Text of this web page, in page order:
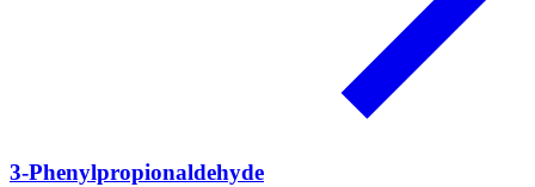
3-Phenylpropionaldehyde